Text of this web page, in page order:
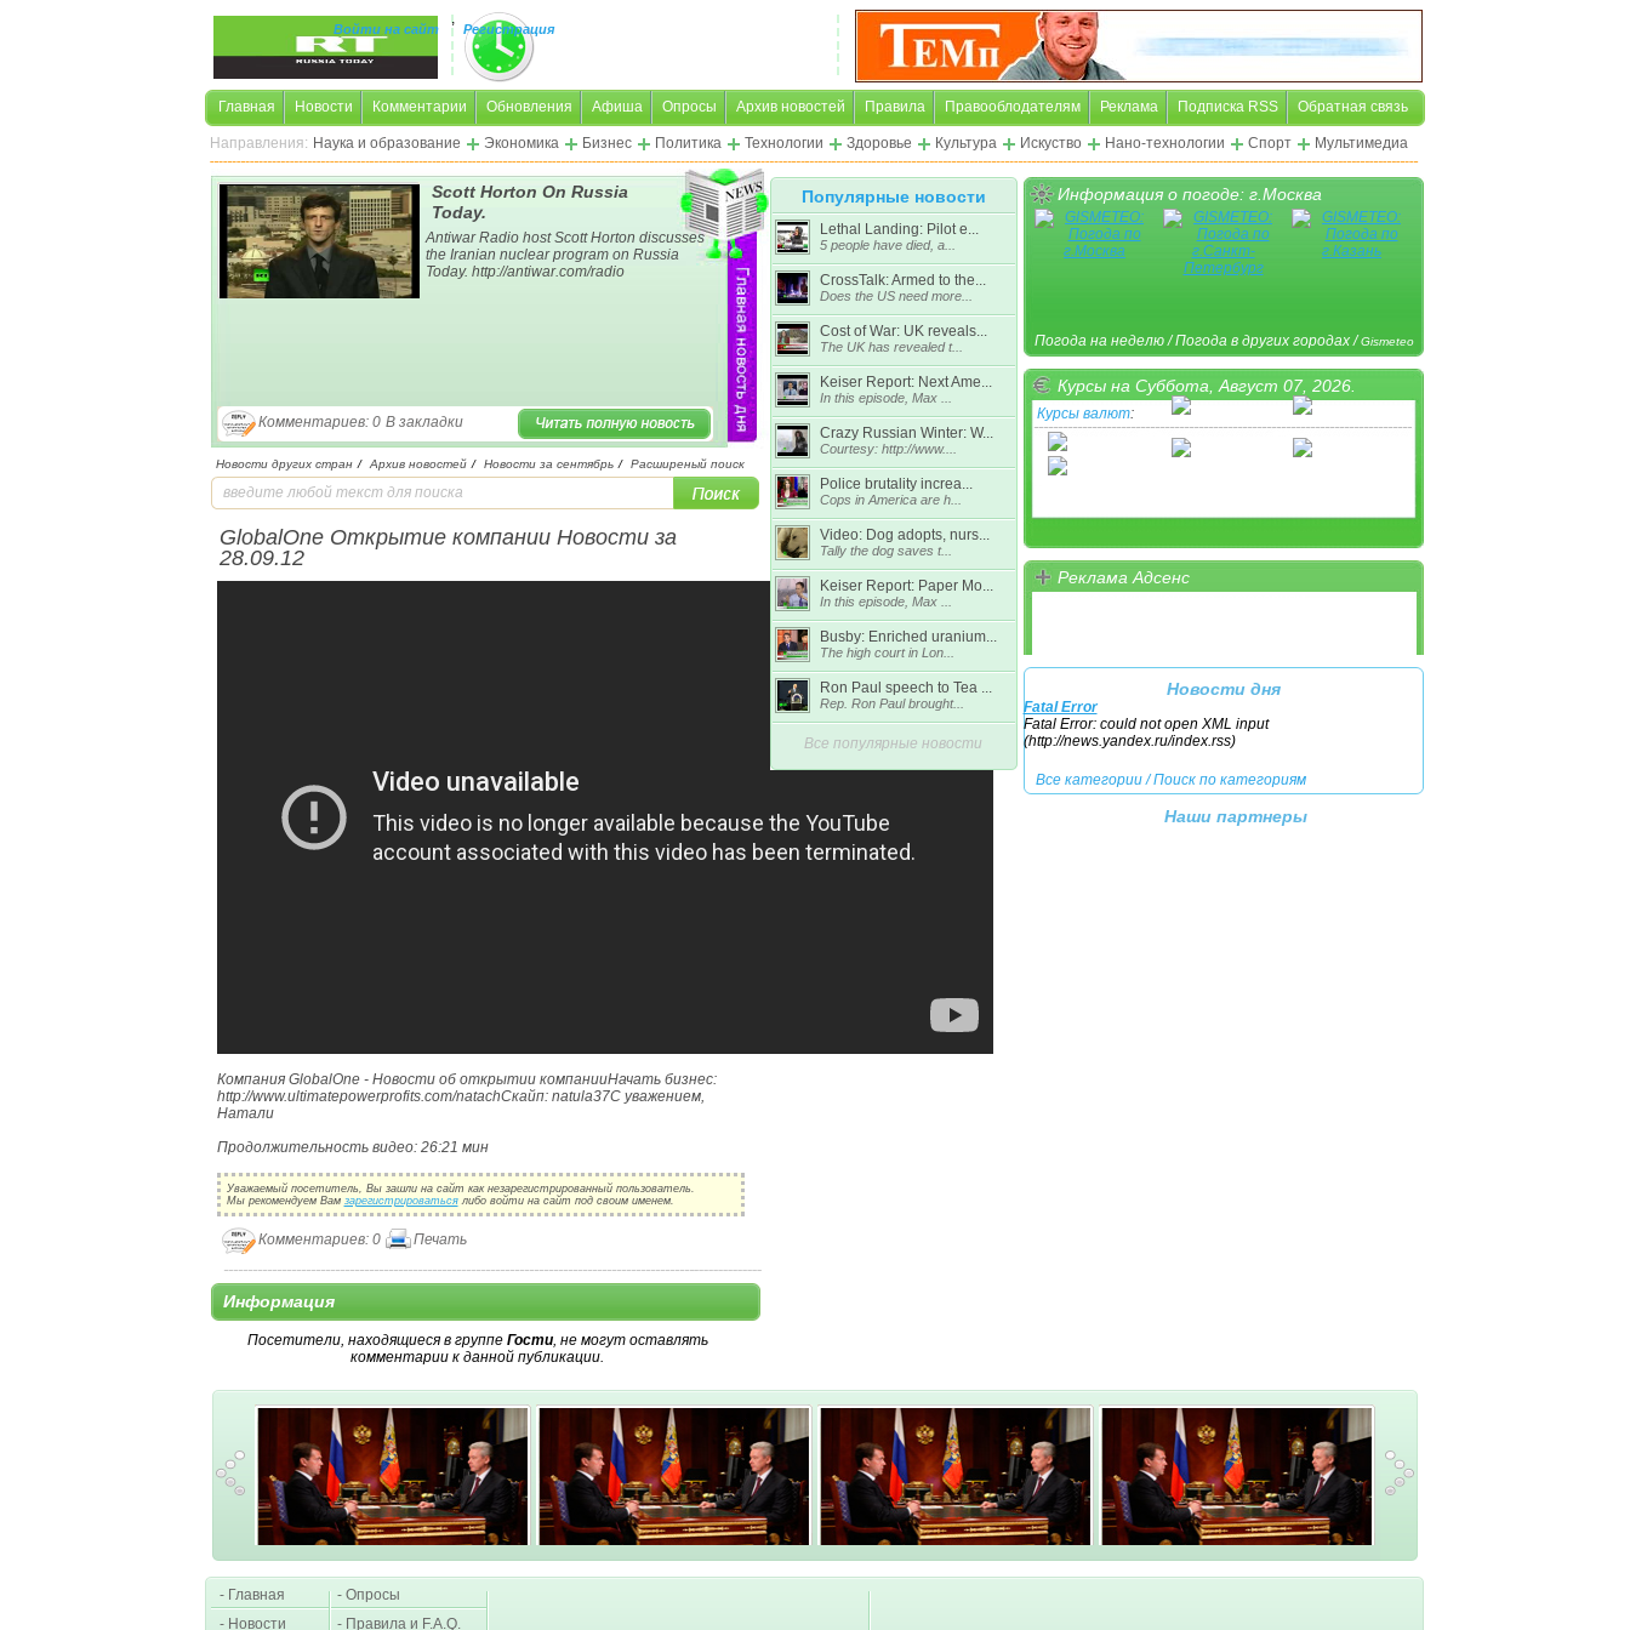
,
Войти на сайт Регистрация
Главная Новости Комментарии Обновления Афиша Опросы Архив новостей Правила Правооблодателям Реклама Подписка RSS Обратная связь
Направления: Наука и образование Экономика Бизнес Политика Технологии Здоровье Культура Искуство Нано-технологии Спорт Мультимедиа
Scott Horton On Russia
Today.
Antiwar Radio host Scott Horton discusses
the Iranian nuclear program on Russia
Today. http://antiwar.com/radio
Комментариев: 0 В закладки
Новости других стран / Архив новостей / Новости за сентябрь / Расширеный поиск
GlobalOne Открытие компании Новости за
28.09.12
Компания GlobalOne - Новости об открытии компанииНачать бизнес:
http://www.ultimatepowerprofits.com/natachСкайп: natula37С уважением,
Натали
Продолжительность видео: 26:21 мин
Уважаемый посетитель, Вы зашли на сайт как незарегистрированный пользователь.
Мы рекомендуем Вам зарегистрироватьсялибо войти на сайт под своим именем.
Комментариев: 0 Печать
Информация
Посетители, находящиеся в группе Гости, не могут оставлять
комментарии к данной публикации.
Популярные новости
Lethal Landing: Pilot e...
5 people have died, a...
CrossTalk: Armed to the...
Does the US need more...
Cost of War: UK reveals...
The UK has revealed t...
Keiser Report: Next Ame...
In this episode, Max ...
Crazy Russian Winter: W...
Courtesy: http://www....
Police brutality increa...
Cops in America are h...
Video: Dog adopts, nurs...
Tally the dog saves t...
Keiser Report: Paper Mo...
In this episode, Max ...
Busby: Enriched uranium...
The high court in Lon...
Ron Paul speech to Tea ...
Rep. Ron Paul brought...
Все популярные новости
Информация о погоде: г.Москва
Погода на неделю/Погода в других городах/Gismeteo
Курсы на Суббота, Август 07, 2026.
Курсы валют:
Реклама Адсенс
Новости дня
Fatal Error
Fatal Error: could not open XML input
(http://news.yandex.ru/index.rss)
Все категории/Поиск по категориям
Наши партнеры
- Главная
- Новости
- Опросы
- Правила и F.A.Q.